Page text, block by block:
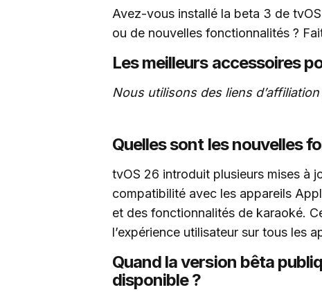
Avez-vous installé la beta 3 de
ou de nouvelles fonctionnalités ?
Les meilleurs accessoires
Nous utilisons des liens
Quelles sont les nouvelles
tvOS 26 introduit plusieurs mises à
compatibilité avec les appareils
et des fonctionnalités de karaoké.
l’expérience utilisateur sur tous les
Quand la version bêta
disponible ?